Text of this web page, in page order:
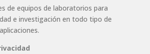
de equipos de laboratorios para
e investigación en todo tipo de